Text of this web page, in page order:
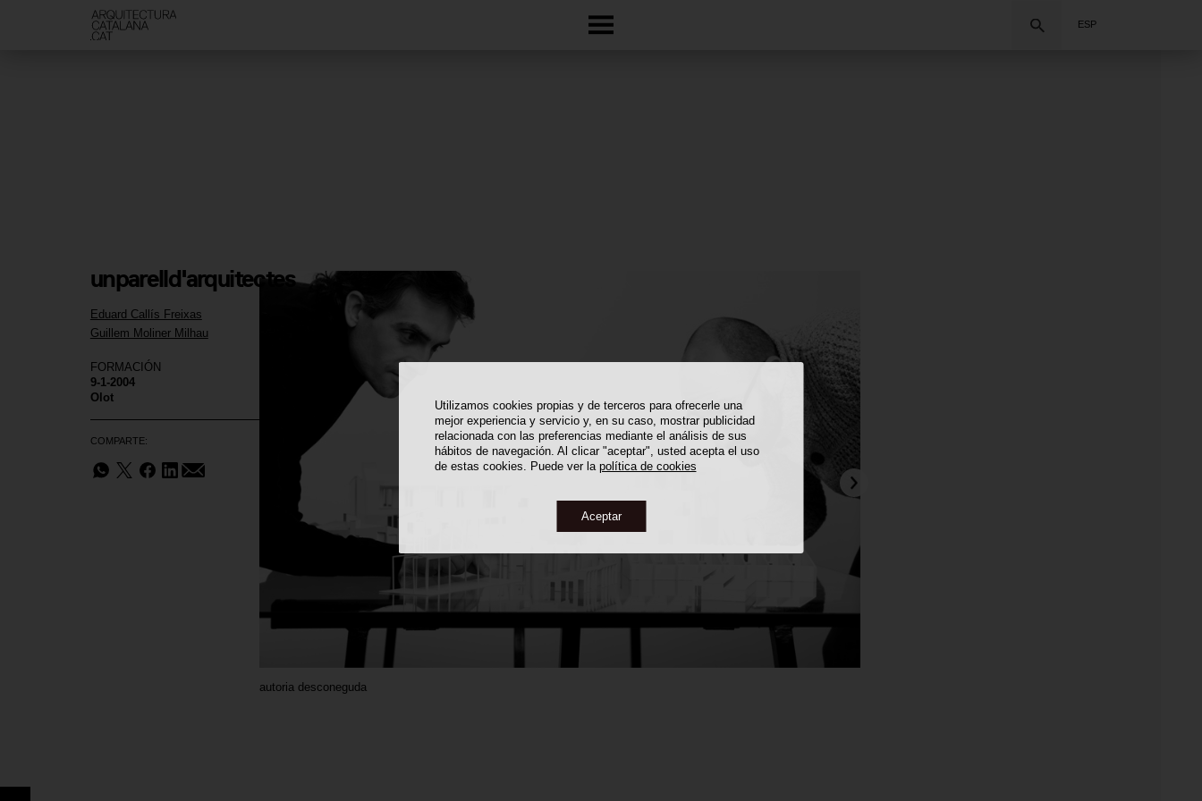
Utilizamos cookies propias y de terceros para ofrecerle una
mejor experiencia y servicio y, en su caso, mostrar publicidad
relacionada con las preferencias mediante el análisis de sus
hábitos de navegación. Al clicar "aceptar", usted acepta el uso
de estas cookies. Puede ver la política de cookies
Aceptar
ESP
Eduard Callís Freixas
Guillem Moliner Milhau
FORMACIÓN
9-1-2004
Olot
COMPARTE:
unparelld'arquitectes
autoria desconeguda